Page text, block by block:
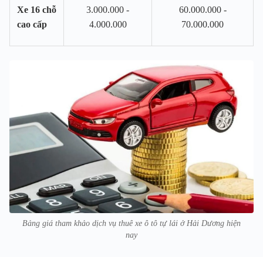
Xe 16 chỗ
cao cấp
3.000.000 -
4.000.000
60.000.000 -
70.000.000
Bảng giá tham khảo dịch vụ thuê xe ô tô tự lái ở Hải Dương hiện
nay